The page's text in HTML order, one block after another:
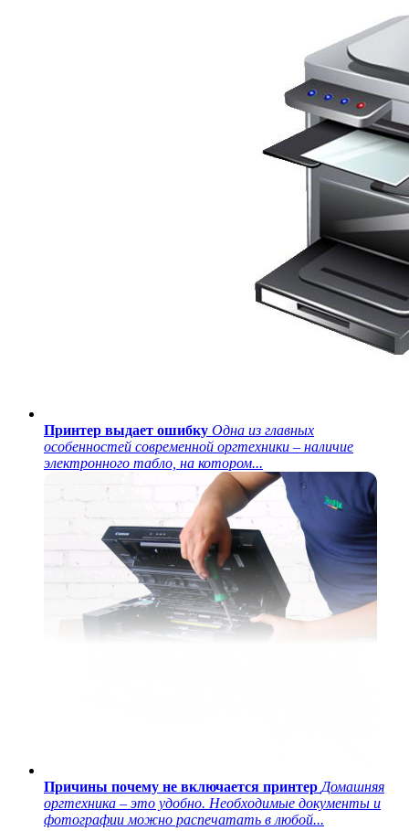
Принтер выдает ошибку Одна из главных
особенностей современной оргтехники – наличие
электронного табло, на котором...
Причины почему не включается принтер Домашняя
оргтехника – это удобно. Необходимые документы и
фотографии можно распечатать в любой...